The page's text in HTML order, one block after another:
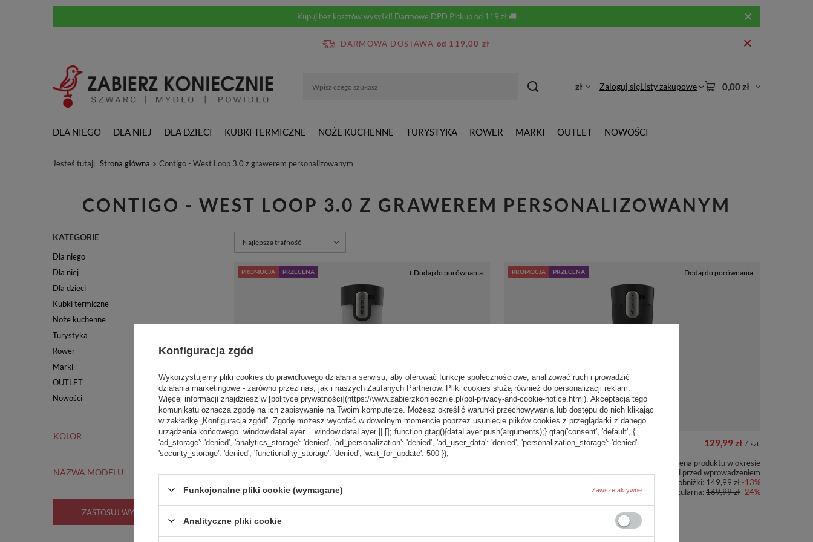
Kupuj bez kosztów wysyłki! Darmowe DPD Pickup od 119 zł 🚚
DARMOWA DOSTAWA od 119,00 zł
zł Zaloguj sięListy zakupowe 0,00 zł
DLA NIEGO DLA NIEJ DLA DZIECI KUBKI TERMICZNE NOŻE KUCHENNE TURYSTYKA ROWER MARKI OUTLET NOWOŚCI
Jesteś tutaj: Strona główna Contigo - West Loop 3.0 z grawerem personalizowanym
CONTIGO - WEST LOOP 3.0 Z GRAWEREM PERSONALIZOWANYM
KATEGORIE
Dla niego
Dla niej
Dla dzieci
Kubki termiczne
Noże kuchenne
Turystyka
Rower
Marki
OUTLET
Nowości
KOLOR
NAZWA MODELU
ZASTOSUJ WYBRANE FILTRY
Zmień sortowanie
Najlepsza trafność
PROMOCJA PRZECENA
Kubek termiczny z grawerem
Contigo West Loop 3.0 470 ml -
Biały Mat
129,99 zł / szt.
30 dni przed wprowadzeniem
+ Dodaj do porównania PROMOCJA PRZECENA
Kubek termiczny z grawerem
Contigo West Loop 3.0 470 ml -
129,99 zł / szt.
Najniższa cena produktu w okresie
30 dni przed wprowadzeniem
obniżki:149,99 zł-13%
Cena regularna:169,99 zł-24%
+ Dodaj do porównania
Konfiguracja zgód
Wykorzystujemy pliki cookies do prawidłowego działania serwisu, aby oferować funkcje społecznościowe, analizować ruch i prowadzić
działania marketingowe - zarówno przez nas, jak i naszych Zaufanych Partnerów. Pliki cookies służą również do personalizacji reklam.
Więcej informacji znajdziesz w [polityce prywatności](https://www.zabierzkoniecznie.pl/pol-privacy-and-cookie-notice.html). Akceptacja tego
komunikatu oznacza zgodę na ich zapisywanie na Twoim komputerze. Możesz określić warunki przechowywania lub dostępu do nich klikając
w zakładkę „Konfiguracja zgód”. Zgodę możesz wycofać w dowolnym momencie poprzez usunięcie plików cookies z przeglądarki z danego
urządzenia końcowego. window.dataLayer = window.dataLayer || []; function gtag(){dataLayer.push(arguments);} gtag('consent', 'default', {
'ad_storage': 'denied', 'analytics_storage': 'denied', 'ad_personalization': 'denied', 'ad_user_data': 'denied', 'personalization_storage': 'denied'
'security_storage': 'denied', 'functionality_storage': 'denied', 'wait_for_update': 500 });
Funkcjonalne pliki cookie (wymagane) Zawsze aktywne
Analityczne pliki cookie